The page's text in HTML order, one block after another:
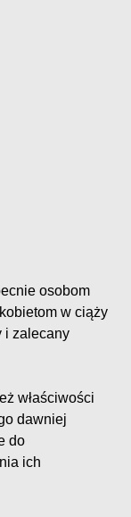
osobom
w ciąży
i zalecany
właściwości
dawniej
do
ich